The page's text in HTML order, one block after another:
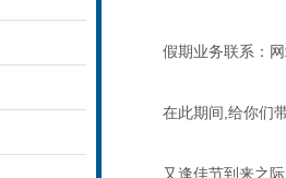
假期业务联系：网
在此期间,给你们带
又逢佳节到来之际